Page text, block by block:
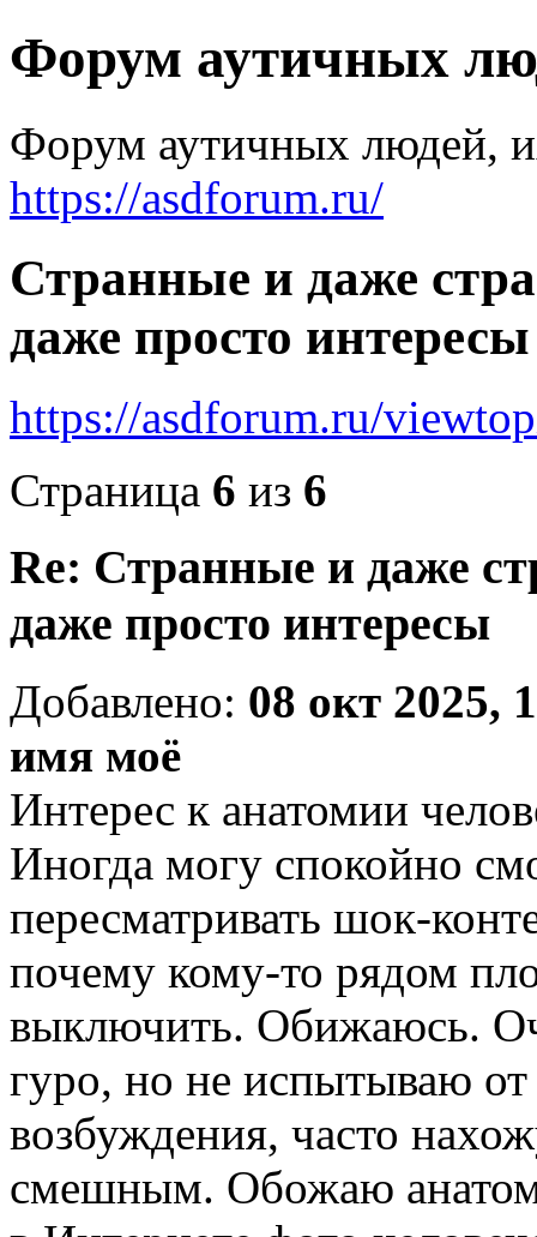
Форум аутичных
Форум аутичных людей,
https://asdforum.ru/
Странные и даже
даже просто интересы
https://asdforum.ru/
Страница 6 из 6
Re: Странные и даже
даже просто интересы
Добавлено: 08 окт 2025,
имя моё
Интерес к анатомии
Иногда могу спокойно
пересматривать шок-
почему кому-то рядом
выключить. Обижаюсь.
гуро, но не испытываю от
возбуждения, часто
смешным. Обожаю